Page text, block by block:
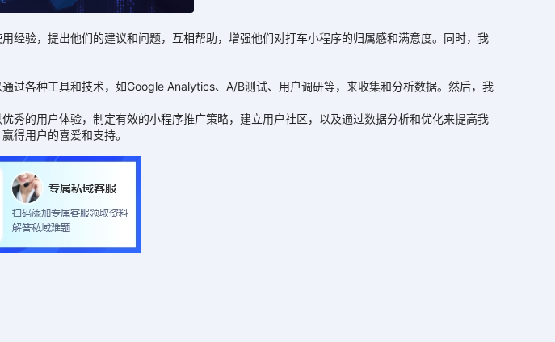
验，提出他们的建议和问题，互相帮助，增强他们对打车小程序的归属感和满意度。同时，我
各种工具和技术，如Google Analytics、A/B测试、用户调研等，来收集和分析数据。然后，我
的用户体验，制定有效的小程序推广策略，建立用户社区，以及通过数据分析和优化来提高我
得用户的喜爱和支持。